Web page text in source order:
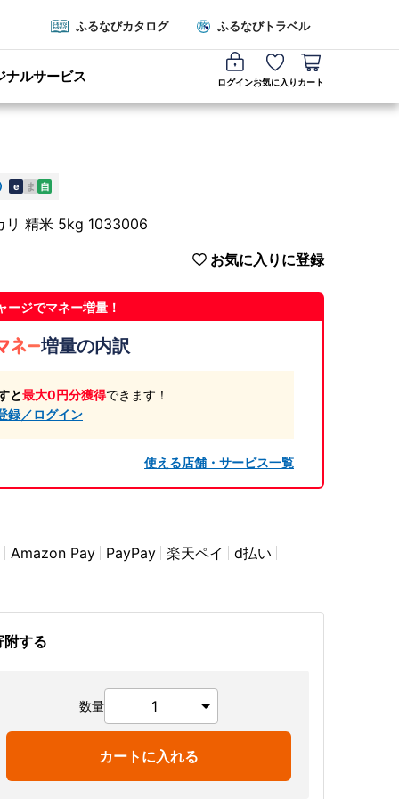
ふるなびカタログ ふるなびトラベル
ナルサービス ログインお気に入り カート
e ま 自
リ 精米 5kg 1033006
お気に入りに登録
ージでマネー増量！
増量の内訳
と最大0円分獲得できます！
録／ログイン
使える店舗・サービス一覧
Amazon Pay PayPay 楽天ペイ
d払い
する
数量
カートに入れる